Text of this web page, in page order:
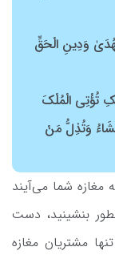
وَدِينِ الْحَقِّ
تُؤْتِي الْمُلْكَ
وَتُذِلُّ مَنْ
مغازه شما می‌آیند
بنشینید، دست
مشتریان مغازه